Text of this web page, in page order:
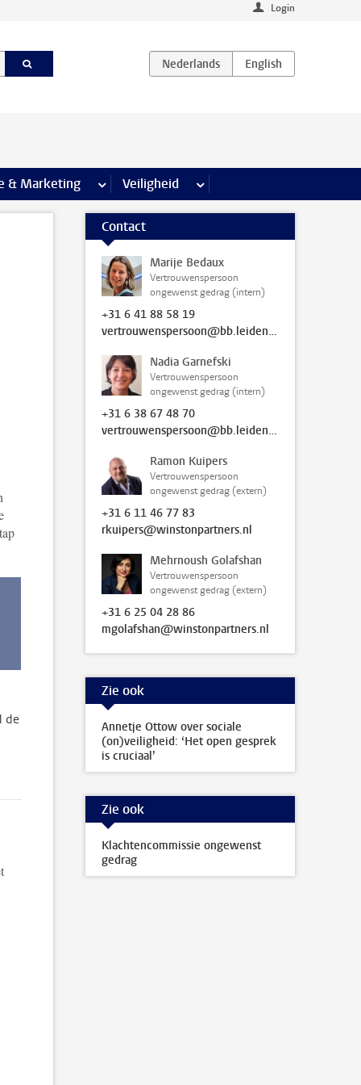
Login
& Marketing meer Communicatie & Marketing pagina’s
Veiligheid meer Veiligheid pagina’s
de
Contact
Marije Bedaux
Vertrouwenspersoon
ongewenst gedrag (intern)
+31 6 41 88 58 19
vertrouwenspersoon@bb.leidenuniv.nl
Nadia Garnefski
Vertrouwenspersoon
ongewenst gedrag (intern)
+31 6 38 67 48 70
vertrouwenspersoon@bb.leidenuniv.nl
Ramon Kuipers
Vertrouwenspersoon
ongewenst gedrag (extern)
+31 6 11 46 77 83
rkuipers@winstonpartners.nl
Mehrnoush Golafshan
Vertrouwenspersoon
ongewenst gedrag (extern)
+31 6 25 04 28 86
mgolafshan@winstonpartners.nl
Zie ook
Annetje Ottow over sociale
(on)veiligheid: ‘Het open gesprek
is cruciaal’
Zie ook
Klachtencommissie ongewenst
gedrag